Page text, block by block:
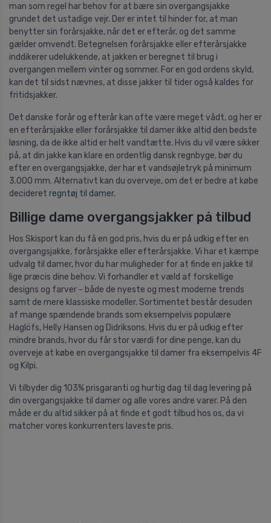
man som regel har behov for at bære sin overgangsjakke
grundet det ustadige vejr. Der er intet til hinder for, at man
benytter sin forårsjakke, når det er efterår, og det samme
gælder omvendt. Betegnelsen forårsjakke eller efterårsjakke
inddikerer udelukkende, at jakken er beregnet til brug i
overgangen mellem vinter og sommer. For en god ordens skyld,
kan det til sidst nævnes, at disse jakker til tider også kaldes for
fritidsjakker.
Det danske forår og efterår kan ofte være meget vådt, og her er
en efterårsjakke eller forårsjakke til damer ikke altid den bedste
løsning, da de ikke altid er helt vandtætte. Hvis du vil være sikker
på, at din jakke kan klare en ordentlig dansk regnbyge, bør du
efter en overgangsjakke, der har et vandsøjletryk på minimum
3.000 mm. Alternativt kan du overveje, om det er bedre at købe
decideret regntøj til damer.
Billige dame overgangsjakker på tilbud
Hos Skisport kan du få en god pris, hvis du er på udkig efter en
overgangsjakke, forårsjakke eller efterårsjakke. Vi har et kæmpe
udvalg til damer, hvor du har muligheder for at finde en jakke til
lige præcis dine behov. Vi forhandler et væld af forskellige
designs og farver - både de nyeste og mest moderne trends
samt de mere klassiske modeller. Sortimentet består desuden
af mange spændende brands som eksempelvis populære
Haglöfs, Helly Hansen og Didriksons. Hvis du er på udkig efter
mindre brands, hvor du får stor værdi for dine penge, kan du
overveje at købe en overgangsjakke til damer fra eksempelvis 4F
og Kilpi.
Vi tilbyder dig 103% prisgaranti og hurtig dag til dag levering på
din overgangsjakke til damer og alle vores andre varer. På den
måde er du altid sikker på at finde et godt tilbud hos os, da vi
matcher vores konkurrenters laveste pris.